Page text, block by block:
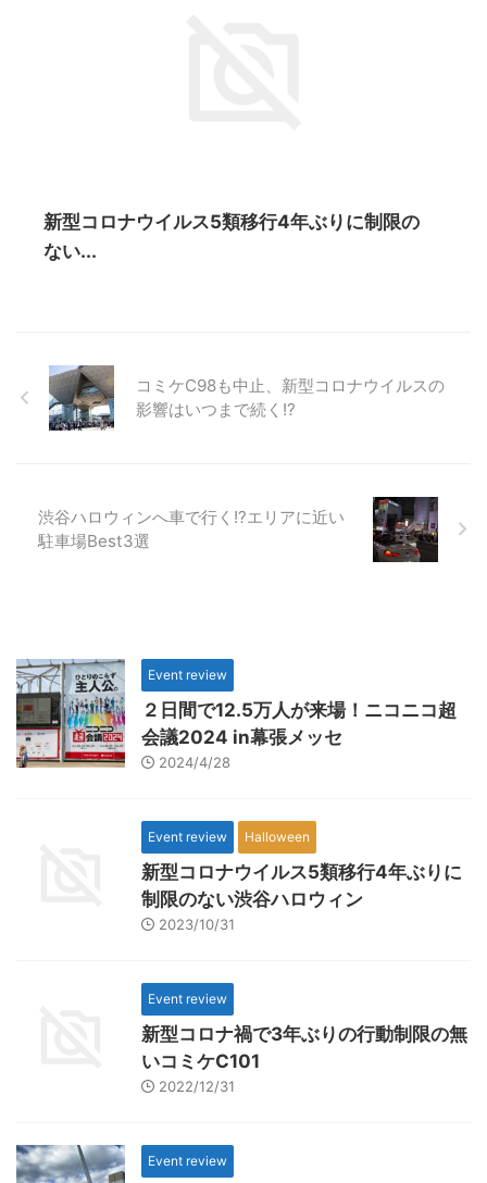
新型コロナウイルス5類移行4年ぶりに制限の
ない...
コミケC98も中止、新型コロナウイルスの
影響はいつまで続く!?
渋谷ハロウィンへ車で行く!?エリアに近い
駐車場Best3選
Event review
２日間で12.5万人が来場！ニコニコ超
会議2024 in幕張メッセ
2024/4/28
Event review Halloween
新型コロナウイルス5類移行4年ぶりに
制限のない渋谷ハロウィン
2023/10/31
Event review
新型コロナ禍で3年ぶりの行動制限の無
いコミケC101
2022/12/31
Event review